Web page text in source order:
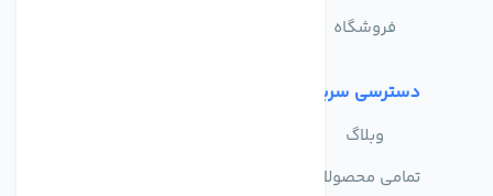
فروشگاه
دسترسی سریع
وبلاگ
تمامی محصولات